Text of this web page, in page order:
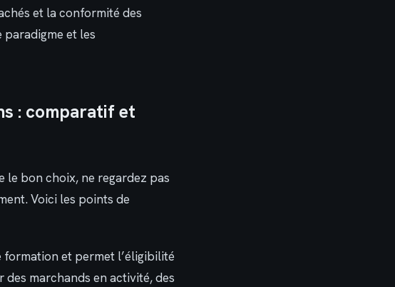
et la conformité des
et les
: comparatif et
le bon choix, ne regardez pas
Voici les points de
formation et permet l’éligibilité
marchands en activité, des